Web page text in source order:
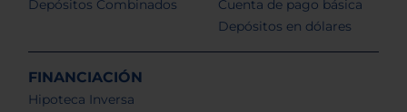
Depósitos Combinados
Cuenta de pago básica
Depósitos en dólares
FINANCIACIÓN
Hipoteca Inversa